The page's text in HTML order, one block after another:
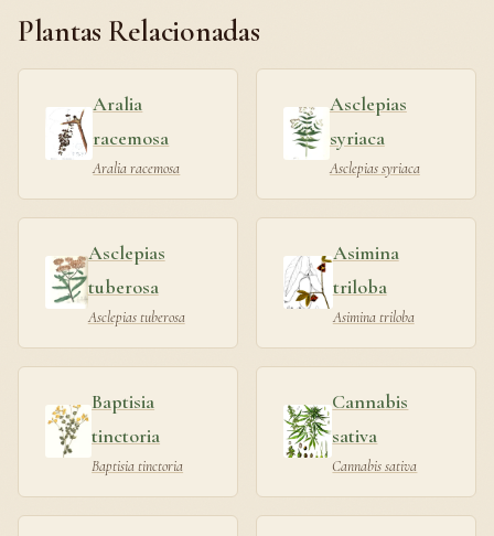
Plantas Relacionadas
Aralia
racemosa
Aralia racemosa
Asclepias
syriaca
Asclepias syriaca
Asclepias
tuberosa
Asclepias tuberosa
Asimina
triloba
Asimina triloba
Baptisia
tinctoria
Baptisia tinctoria
Cannabis
sativa
Cannabis sativa